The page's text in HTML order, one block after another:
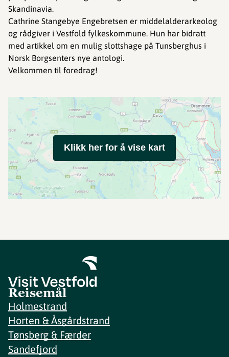
Skandinavia.
Cathrine Stangebye Engebretsen er middelalderarkeolog
og rådgiver i Vestfold fylkeskommune. Hun har bidratt
med artikkel om en mulig slottshage på Tunsberghus i
Norsk Borgsenters nye antologi.
Velkommen til foredrag!
Klikk her for å vise kart
Reisemål
Holmestrand
Horten & Åsgårdstrand
Tønsberg & Færder
Sandefjord